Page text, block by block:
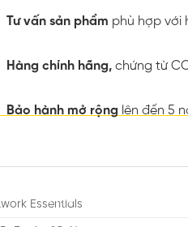
Tư vấn sản phẩm phù hợp với
Hàng chính hãng, chứng từ
Bảo hành mở rộng lên đến 5
Essentials